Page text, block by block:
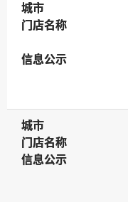
城市
城市
门店名称
门店名称
信息公示
信息公示
城市
城市
门店名称
门店名称
信息公示
信息公示